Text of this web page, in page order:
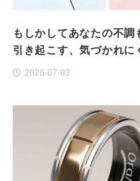
もしかしてあなたの不
引き起こす、気づかれに
2026-07-03